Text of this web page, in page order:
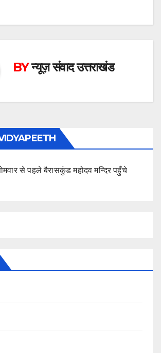
BYन्यूज़ संवाद उत्तराखंड
से पहले बैरासकुंड महोदव मन्दिर पहुँचे